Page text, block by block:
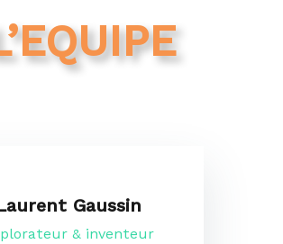
Gaussin
& inventeur